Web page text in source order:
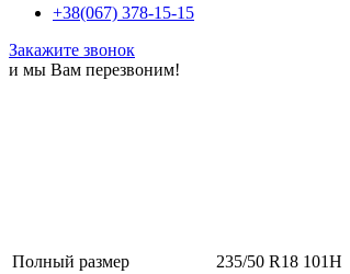
+38(067) 378-15-15
Закажите звонок
и мы Вам перезвоним!
Полный размер
235/50 R18 101H